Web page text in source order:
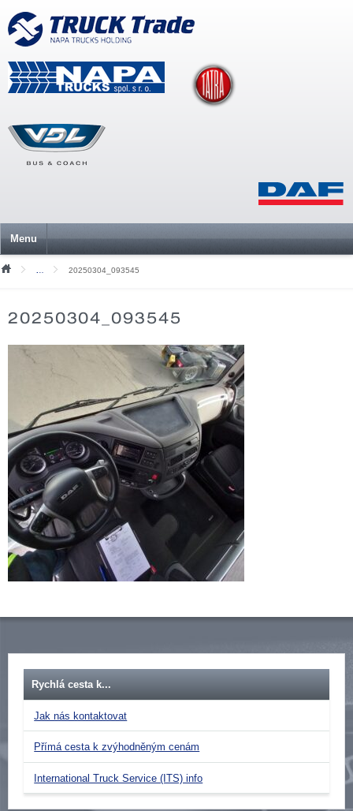
Menu
Mediální soubory
20250304_093545
20250304_093545
Rychlá cesta k...
Jak nás kontaktovat
Přímá cesta k zvýhodněným cenám
International Truck Service (ITS) info